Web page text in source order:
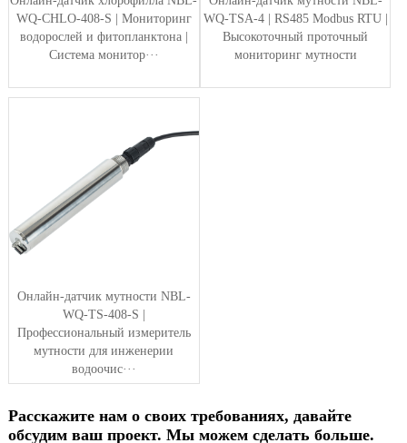
WQ-CHLO-408-S | Мониторинг
водорослей и фитопланктона |
Система монитор···
WQ-TSA-4 | RS485 Modbus RTU |
Высокоточный проточный
мониторинг мутности
Онлайн-датчик мутности NBL-
WQ-TS-408-S |
Профессиональный измеритель
мутности для инженерии
водоочис···
Расскажите нам о своих требованиях, давайте
обсудим ваш проект. Мы можем сделать больше.